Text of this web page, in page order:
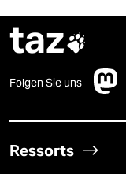
taz
Folgen Sie uns
Ressorts